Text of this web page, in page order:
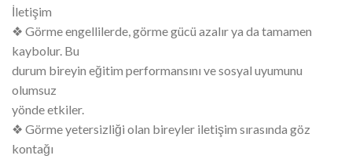
İletişim
❖ Görme engellilerde, görme gücü azalır ya da tamamen
kaybolur. Bu
durum bireyin eğitim performansını ve sosyal uyumunu
olumsuz
yönde etkiler.
❖ Görme yetersizliği olan bireyler iletişim sırasında göz
kontağı